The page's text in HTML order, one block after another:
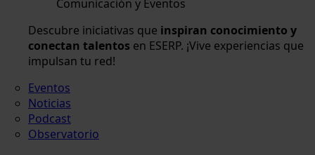
Comunicación y Eventos
Descubre iniciativas que inspiran conocimiento y
conectan talentos en ESERP. ¡Vive experiencias que
impulsan tu red!
Eventos
Noticias
Podcast
Observatorio